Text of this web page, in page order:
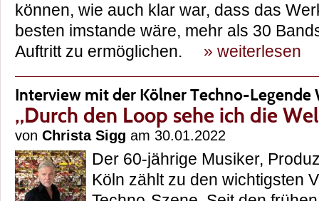
können, wie auch klar war, dass das
besten imstande wäre, mehr als 30
Auftritt zu ermöglichen. » weiterlesen
Interview mit der Kölner Techno-Legende
„Durch den Loop sehe ich die
von Christa Sigg am 30.01.2022
Der 60-jährige Musiker,
Köln zählt zu den wichtigsten